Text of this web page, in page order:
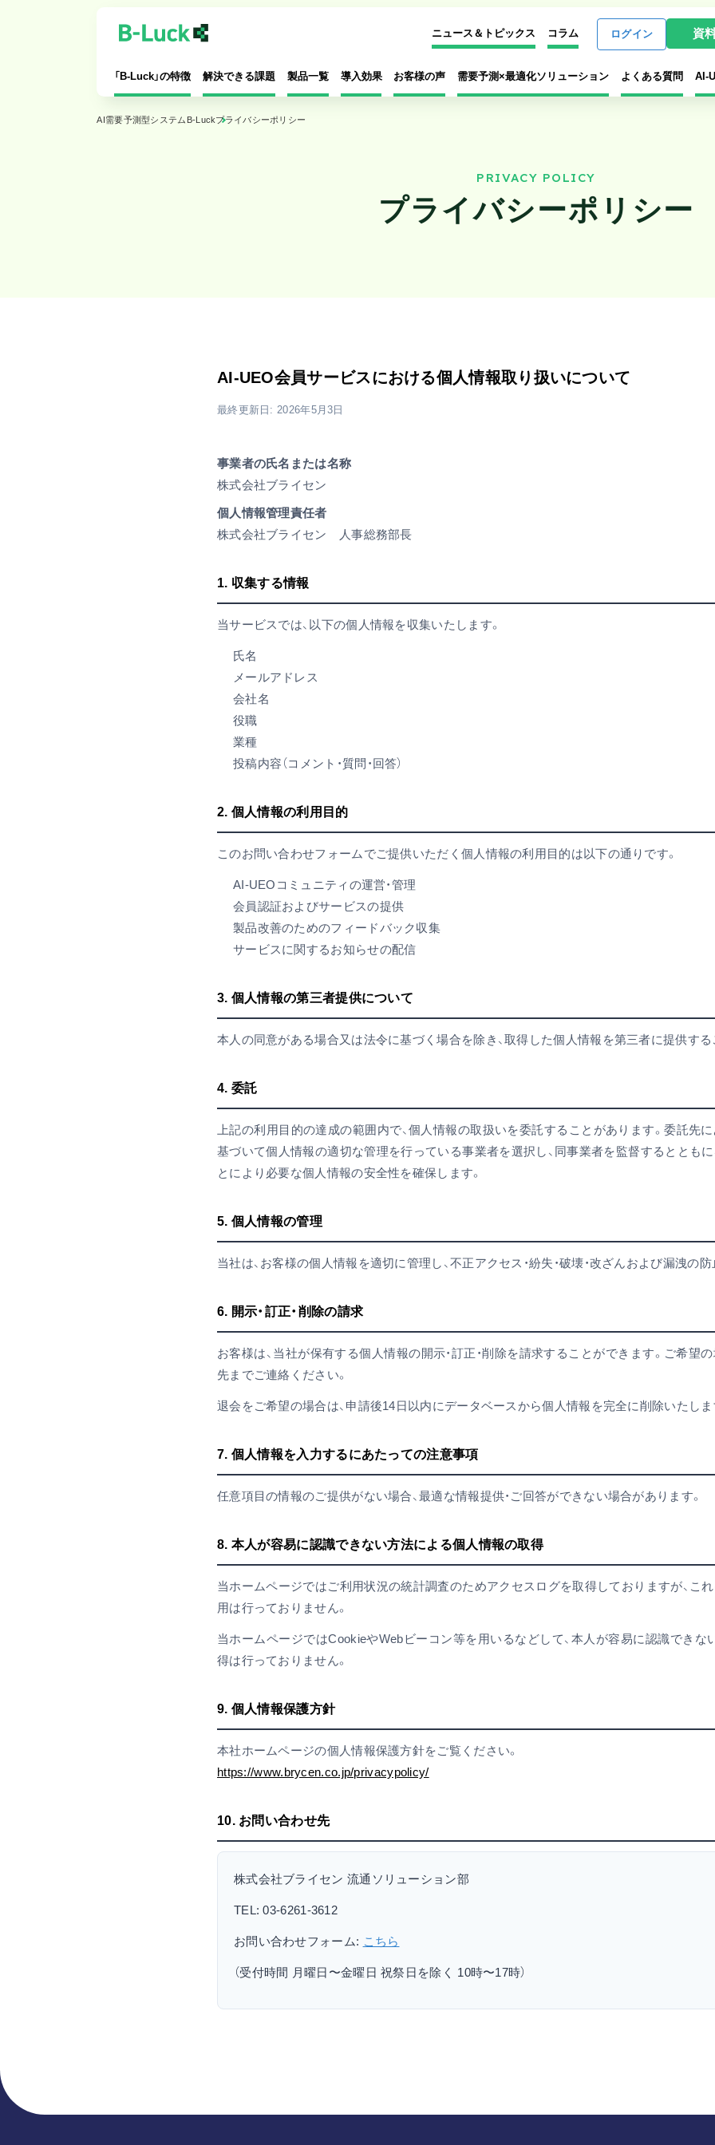
「B-Luck」の特徴
特長
解決できる課題 製品一覧
AI自動発注
導入効果 お客様の声 需要予測×最適化ソリューション よくある質問 AI-
ニュース＆トピックス コラム ログイン 資
AI需要予測型システムB-Luckプライバシーポリシー
PRIVACY POLICY
プライバシーポリシー
AI-UEO会員サービスにおける個人情報取り扱いについて
最終更新日: 2026年5月3日
事業者の氏名または名称
株式会社ブライセン
個人情報管理責任者
株式会社ブライセン 人事総務部長
1. 収集する情報
当サービスでは、以下の個人情報を収集いたします。
氏名
メールアドレス
会社名
役職
業種
投稿内容（コメント・質問・回答）
2. 個人情報の利用目的
このお問い合わせフォームでご提供いただく個人情報の利用目的は以下の通りです。
AI-UEOコミュニティの運営・管理
会員認証およびサービスの提供
製品改善のためのフィードバック収集
サービスに関するお知らせの配信
3. 個人情報の第三者提供について
本人の同意がある場合又は法令に基づく場合を除き、取得した個人情報を第三者に提供する
4. 委託
上記の利用目的の達成の範囲内で、個人情報の取扱いを委託することがあります。委託先
基づいて個人情報の適切な管理を行っている事業者を選択し、同事業者を監督するとともに
とにより必要な個人情報の安全性を確保します。
5. 個人情報の管理
当社は、お客様の個人情報を適切に管理し、不正アクセス・紛失・破壊・改ざんおよび漏洩の防
6. 開示・訂正・削除の請求
お客様は、当社が保有する個人情報の開示・訂正・削除を請求することができます。ご希望
先までご連絡ください。
退会をご希望の場合は、申請後14日以内にデータベースから個人情報を完全に削除いたしま
7. 個人情報を入力するにあたっての注意事項
任意項目の情報のご提供がない場合、最適な情報提供・ご回答ができない場合があります。
8. 本人が容易に認識できない方法による個人情報の取得
当ホームページではご利用状況の統計調査のためアクセスログを取得しておりますが、これ
用は行っておりません。
当ホームページではCookieやWebビーコン等を用いるなどして、本人が容易に認識できな
得は行っておりません。
9. 個人情報保護方針
本社ホームページの個人情報保護方針をご覧ください。
https://www.brycen.co.jp/privacypolicy/
10. お問い合わせ先
株式会社ブライセン 流通ソリューション部
TEL: 03-6261-3612
お問い合わせフォーム: こちら
（受付時間 月曜日〜金曜日 祝祭日を除く 10時〜17時）